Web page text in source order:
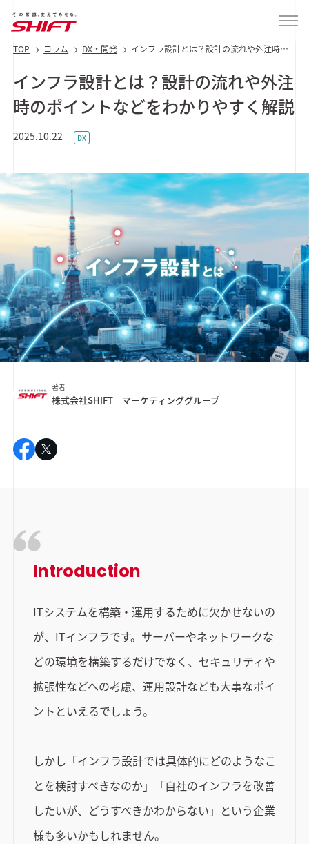
TOP コラム DX・開発
インフラ設計とは？設計の流れや外注時の
インフラ設計とは？設計の流れや外注
時のポイントなどをわかりやすく解説
2025.10.22 DX
著者
株式会社SHIFT マーケティンググループ
Introduction
ITシステムを構築・運用するために欠かせないの
が、ITインフラです。サーバーやネットワークな
どの環境を構築するだけでなく、セキュリティや
拡張性などへの考慮、運用設計なども大事なポイ
ントといえるでしょう。
しかし「インフラ設計では具体的にどのようなこ
とを検討すべきなのか」「自社のインフラを改善
したいが、どうすべきかわからない」という企業
様も多いかもしれません。